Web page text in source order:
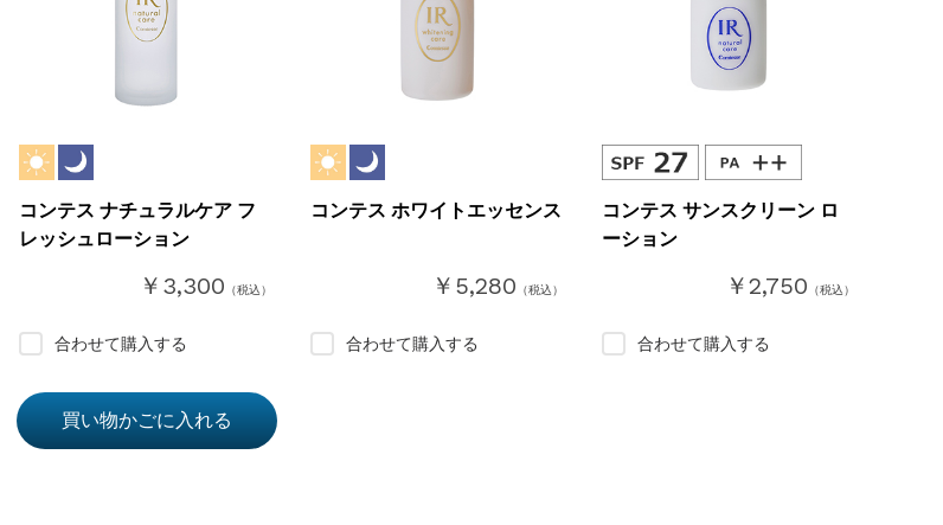
コンテス ナチュラルケア フ
レッシュローション
￥3,300 （税込）
合わせて購入する
コンテス ホワイトエッセンス
￥5,280 （税込）
合わせて購入する
コンテス サンスクリーン ロ
ーション
￥2,750 （税込）
合わせて購入する
買い物かごに入れる